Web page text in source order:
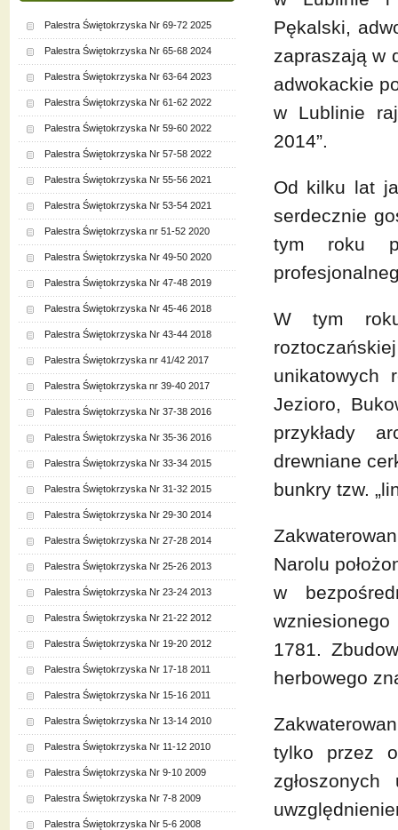
Pękalski,
zapraszają w
adwokackie
w Lublinie
2014”.
Od kilku lat
serdecznie
tym roku
W tym
unikatowych
Jezioro,
przykłady
drewniane
bunkry tzw.
Narolu
w
1781.
herbowego
tylko przez
Palestra Świętokrzyska Nr 69-72 2025
Palestra Świętokrzyska Nr 65-68 2024
Palestra Świętokrzyska Nr 63-64 2023
Palestra Świętokrzyska Nr 61-62 2022
Palestra Świętokrzyska Nr 59-60 2022
Palestra Świętokrzyska Nr 57-58 2022
Palestra Świętokrzyska Nr 55-56 2021
Palestra Świętokrzyska Nr 53-54 2021
Palestra Świętokrzyska nr 51-52 2020
Palestra Świętokrzyska Nr 49-50 2020
Palestra Świętokrzyska Nr 47-48 2019
Palestra Świętokrzyska Nr 45-46 2018
Palestra Świętokrzyska Nr 43-44 2018
Palestra Świętokrzyska nr 41/42 2017
Palestra Świętokrzyska nr 39-40 2017
Palestra Świętokrzyska Nr 37-38 2016
Palestra Świętokrzyska Nr 35-36 2016
Palestra Świętokrzyska Nr 33-34 2015
Palestra Świętokrzyska Nr 31-32 2015
Palestra Świętokrzyska Nr 29-30 2014
Palestra Świętokrzyska Nr 27-28 2014
Palestra Świętokrzyska Nr 25-26 2013
Palestra Świętokrzyska Nr 23-24 2013
Palestra Świętokrzyska Nr 21-22 2012
Palestra Świętokrzyska Nr 19-20 2012
Palestra Świętokrzyska Nr 17-18 2011
Palestra Świętokrzyska Nr 15-16 2011
Palestra Świętokrzyska Nr 13-14 2010
Palestra Świętokrzyska Nr 11-12 2010
Palestra Świętokrzyska Nr 9-10 2009
Palestra Świętokrzyska Nr 7-8 2009
Palestra Świętokrzyska Nr 5-6 2008